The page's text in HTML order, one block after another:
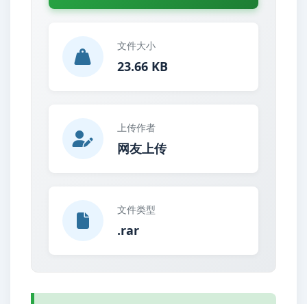
文件大小
23.66 KB
上传作者
网友上传
文件类型
.rar